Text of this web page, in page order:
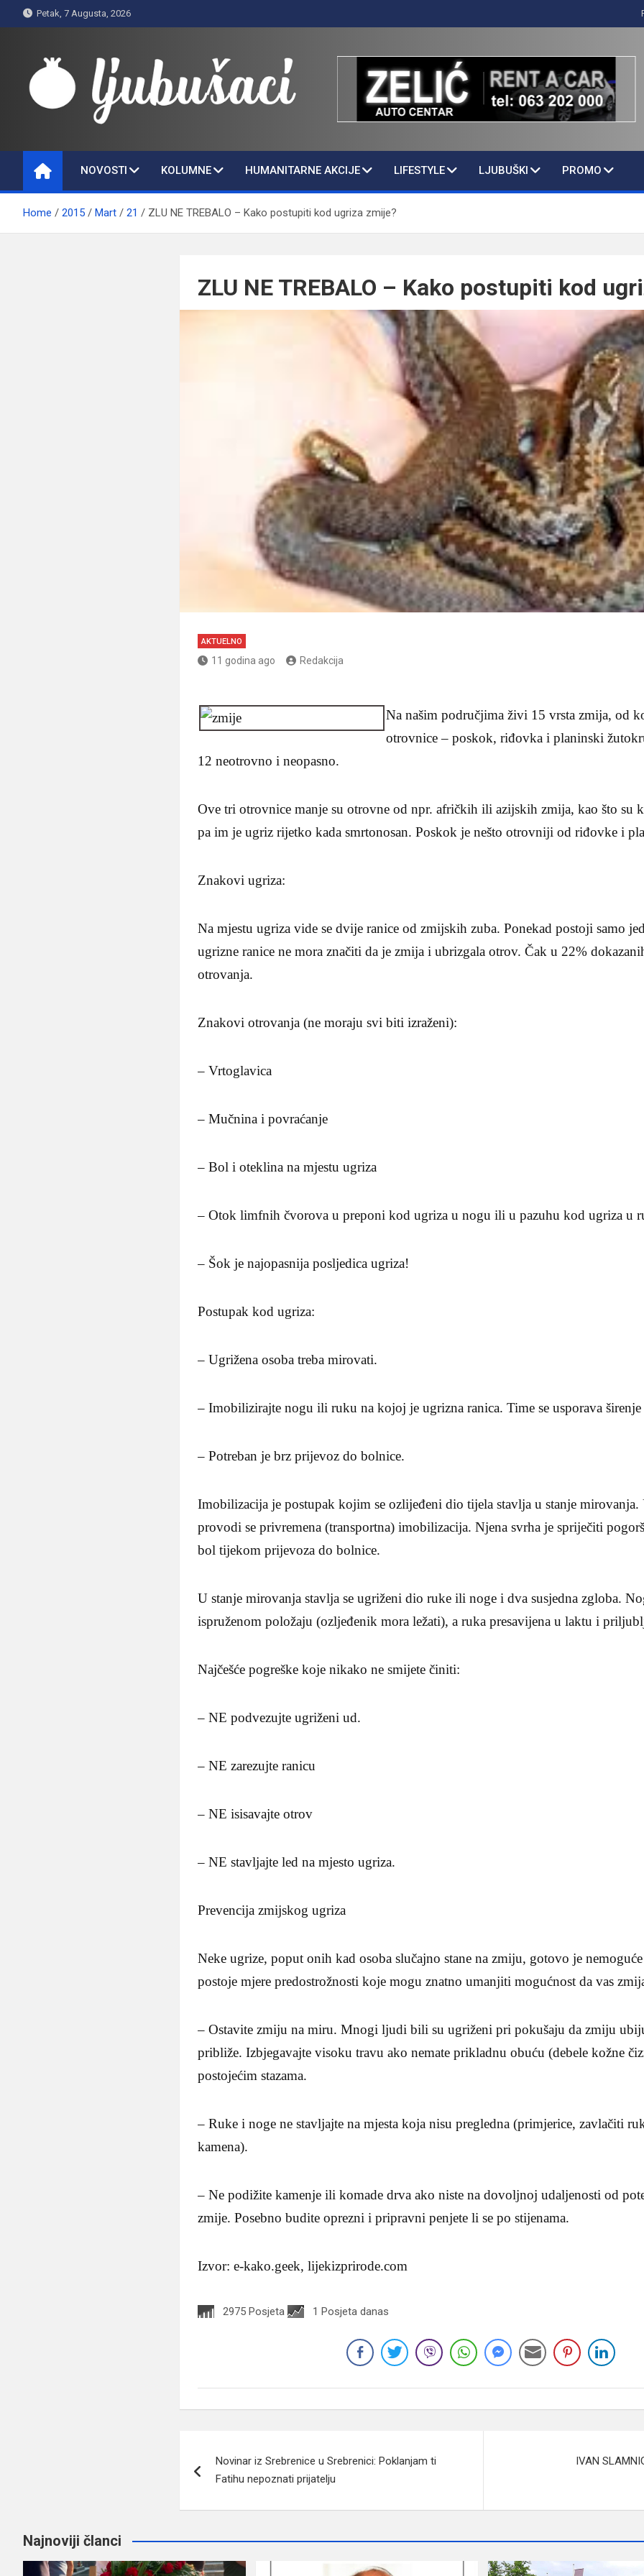
to
Petak, 7 Augusta, 2026
Ljubušaci
NOVOSTI KOLUMNE HUMANITARNE AKCIJE LIFESTYLE LJUBUŠKI PROMO
Home 2015 Mart 21 ZLU NE TREBALO – Kako postupiti kod ugriza zmije?
ZLU NE TREBALO – Kako postupiti kod
AKTUELNO
11 godina ago Redakcija
Na našim područjima živi 15 vrsta zmija, od
otrovnice – poskok, riđovka i planinski
12 neotrovno i neopasno.
Ove tri otrovnice manje su otrovne od npr. afričkih ili azijskih zmija, kao što su
pa im je ugriz rijetko kada smrtonosan. Poskok je nešto otrovniji od riđovke i
Znakovi ugriza:
Na mjestu ugriza vide se dvije ranice od zmijskih zuba. Ponekad postoji samo
ugrizne ranice ne mora značiti da je zmija i ubrizgala otrov. Čak u 22%
otrovanja.
Znakovi otrovanja (ne moraju svi biti izraženi):
– Vrtoglavica
– Mučnina i povraćanje
– Bol i oteklina na mjestu ugriza
– Otok limfnih čvorova u preponi kod ugriza u nogu ili u pazuhu kod ugriza u
– Šok je najopasnija posljedica ugriza!
Postupak kod ugriza:
– Ugrižena osoba treba mirovati.
– Imobilizirajte nogu ili ruku na kojoj je ugrizna ranica. Time se usporava
– Potreban je brz prijevoz do bolnice.
Imobilizacija je postupak kojim se ozlijeđeni dio tijela stavlja u stanje
provodi se privremena (transportna) imobilizacija. Njena svrha je spriječiti
bol tijekom prijevoza do bolnice.
U stanje mirovanja stavlja se ugriženi dio ruke ili noge i dva susjedna zgloba.
ispruženom položaju (ozljeđenik mora ležati), a ruka presavijena u laktu i
Najčešće pogreške koje nikako ne smijete činiti:
– NE podvezujte ugriženi ud.
– NE zarezujte ranicu
– NE isisavajte otrov
– NE stavljajte led na mjesto ugriza.
Prevencija zmijskog ugriza
Neke ugrize, poput onih kad osoba slučajno stane na zmiju, gotovo je
postoje mjere predostrožnosti koje mogu znatno umanjiti mogućnost da vas
– Ostavite zmiju na miru. Mnogi ljudi bili su ugriženi pri pokušaju da zmiju
približe. Izbjegavajte visoku travu ako nemate prikladnu obuću (debele kožne
postojećim stazama.
– Ruke i noge ne stavljajte na mjesta koja nisu pregledna (primjerice, zavlačiti
kamena).
– Ne podižite kamenje ili komade drva ako niste na dovoljnoj udaljenosti od
zmije. Posebno budite oprezni i pripravni penjete li se po stijenama.
Izvor: e-kako.geek, lijekizprirode.com
2975 Posjeta 1 Posjeta danas
članaka
Novinar iz Srebrenice u Srebrenici: Poklanjam ti
Fatihu nepoznati prijatelju
IVAN
Najnoviji članci